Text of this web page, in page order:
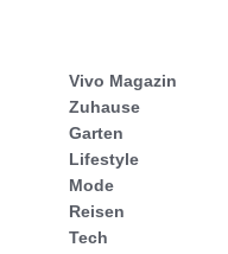
Vivo Magazin
Zuhause
Garten
Lifestyle
Mode
Reisen
Tech